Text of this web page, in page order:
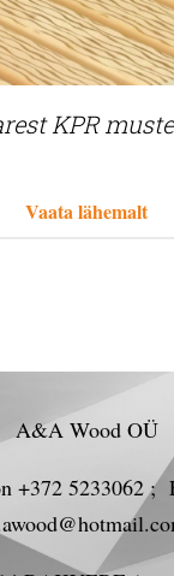
KPR
Vaata lähemalt
A&A Wood OÜ
+372 5233062 ;